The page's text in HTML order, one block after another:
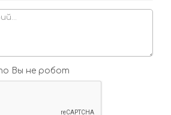
Вы не робот